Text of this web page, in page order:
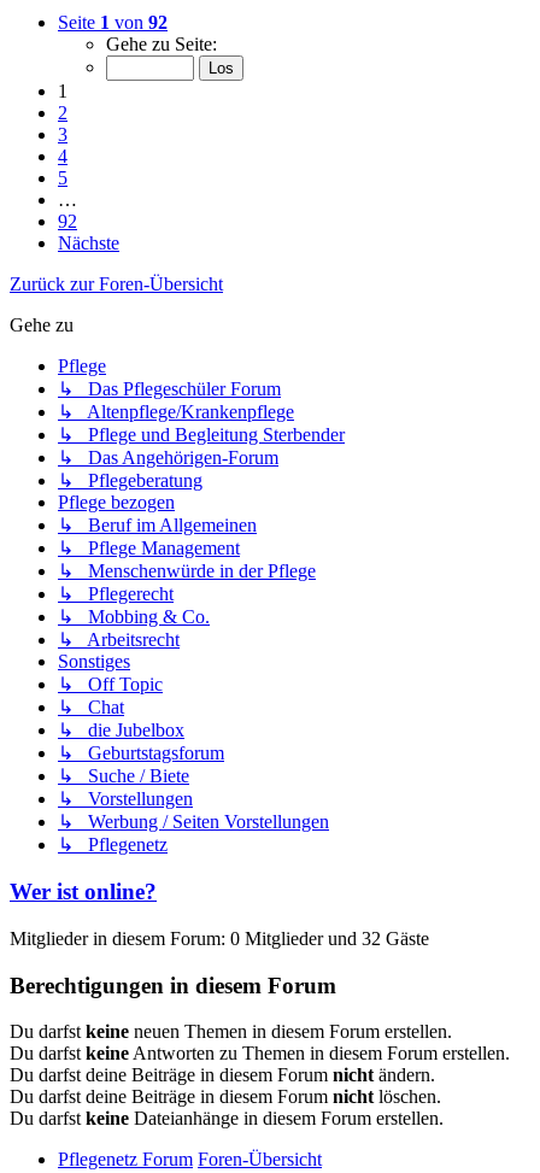
Seite 1 von 92
Gehe zu Seite:
1
2
3
4
5
…
92
Nächste
Zurück zur Foren-Übersicht
Gehe zu
Pflege
↳ Das Pflegeschüler Forum
↳ Altenpflege/Krankenpflege
↳ Pflege und Begleitung Sterbender
↳ Das Angehörigen-Forum
↳ Pflegeberatung
Pflege bezogen
↳ Beruf im Allgemeinen
↳ Pflege Management
↳ Menschenwürde in der Pflege
↳ Pflegerecht
↳ Mobbing & Co.
↳ Arbeitsrecht
Sonstiges
↳ Off Topic
↳ Chat
↳ die Jubelbox
↳ Geburtstagsforum
↳ Suche / Biete
↳ Vorstellungen
↳ Werbung / Seiten Vorstellungen
↳ Pflegenetz
Wer ist online?
Mitglieder in diesem Forum: 0 Mitglieder und 32 Gäste
Berechtigungen in diesem Forum
Du darfst keine neuen Themen in diesem Forum erstellen.
Du darfst keine Antworten zu Themen in diesem Forum erstellen.
Du darfst deine Beiträge in diesem Forum nicht ändern.
Du darfst deine Beiträge in diesem Forum nicht löschen.
Du darfst keine Dateianhänge in diesem Forum erstellen.
Pflegenetz Forum Foren-Übersicht